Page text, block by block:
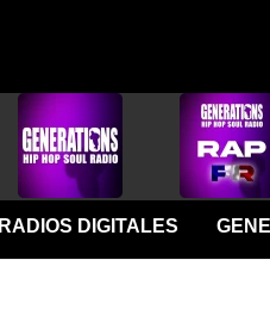
RADIOS DIGITALES